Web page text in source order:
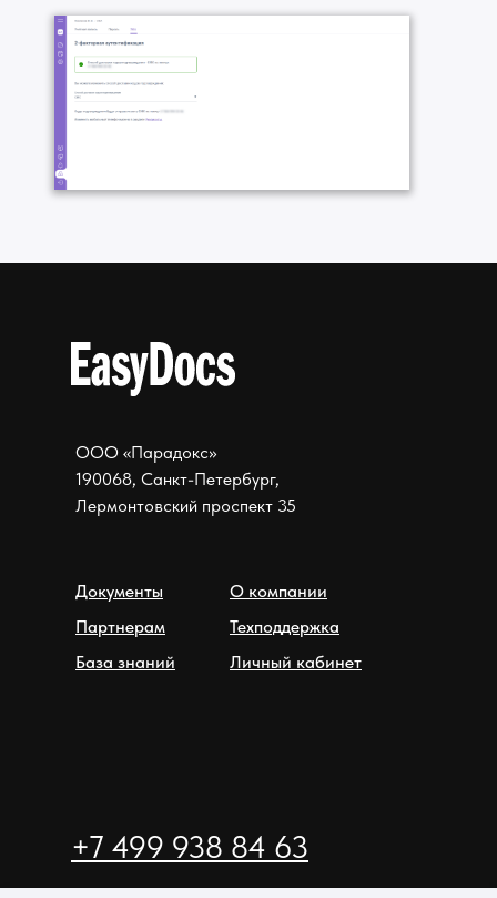
Документы
Партнерам
База знаний
О компании
Техподдержка
Личный кабинет
ООО «Парадокс»
190068, Санкт-Петербург,
Лермонтовский проспект 35
+7 499 938 84 63